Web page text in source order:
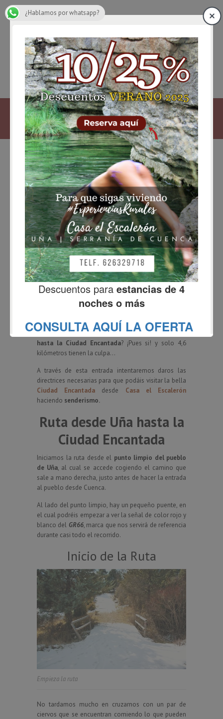
Ruta desde Uña hasta la
Ciudad Encantada
BLOG
Ruta desde Uña hasta la
Ciudad Encantada
enero 25, 2015
¿Sabíais que se puede ircaminando desde Uña
hasta la Ciudad Encantada? ¡Pues si! y solo 4,6
kilómetros tienen la culpa…
A través de esta entrada intentaremos daros las
directrices necesarias para que podáis visitar la bella
Ciudad Encantada desde Casa el Escalerón
haciendo senderismo.
Ruta desde Uña hasta la
Ciudad Encantada
Iniciamos la ruta desde el punto limpio del pueblo
de Uña, al cual se accede cogiendo el camino que
sale a mano derecha, justo antes de hacer la entrada
al pueblo desde Cuenca.
Al lado del punto limpio, hay un pequeño puente, en
el cual podréis empezar a ver la señal de color rojo y
blanco del GR66, marca que nos servirá de referencia
durante casi todo el recorrido.
Inicio de la Ruta
Empieza la ruta
No tardamos mucho en cruzarnos con un par de
ciervos que se encuentran comiendo lo que pueden
¿Hablamos por whatsapp?